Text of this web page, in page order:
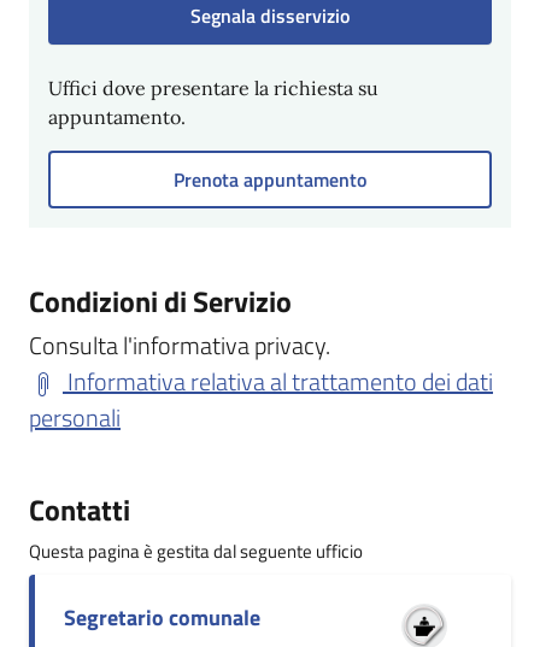
Segnala disservizio
Uffici dove presentare la richiesta su
appuntamento.
Prenota appuntamento
Condizioni di Servizio
Consulta l'informativa privacy.
Informativa relativa al trattamento dei dati
personali
Contatti
Questa pagina è gestita dal seguente ufficio
Segretario comunale